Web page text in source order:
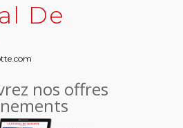
De
nos offres